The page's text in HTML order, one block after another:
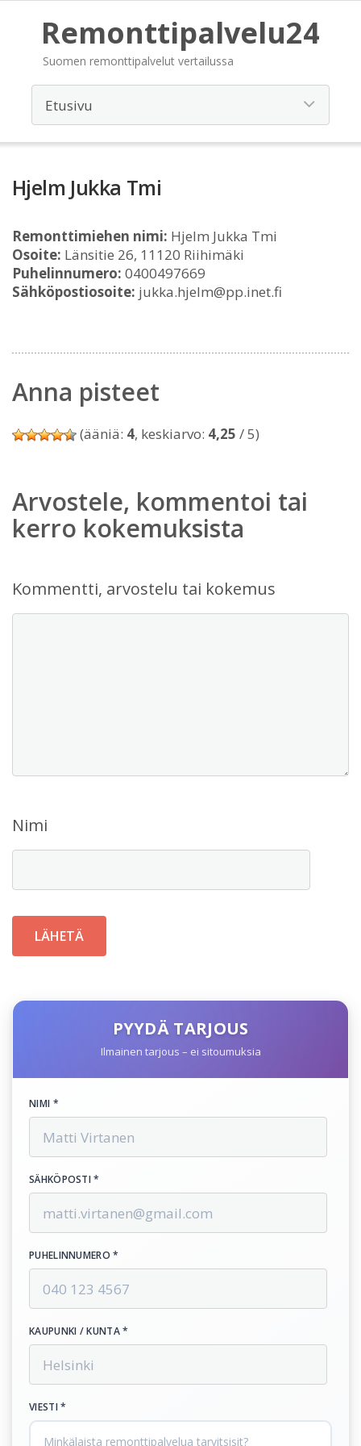
Remonttipalvelu24
Suomen remonttipalvelut vertailussa
Hjelm Jukka Tmi
Remonttimiehen nimi: Hjelm Jukka Tmi
Osoite: Länsitie 26, 11120 Riihimäki
Puhelinnumero: 0400497669
Sähköpostiosoite: jukka.hjelm@pp.inet.fi
Anna pisteet
(ääniä: 4, keskiarvo: 4,25 / 5)
Arvostele, kommentoi tai
kerro kokemuksista
Kommentti, arvostelu tai kokemus
Nimi
PYYDÄ TARJOUS
Ilmainen tarjous – ei sitoumuksia
NIMI *
SÄHKÖPOSTI *
PUHELINNUMERO *
KAUPUNKI / KUNTA *
VIESTI *